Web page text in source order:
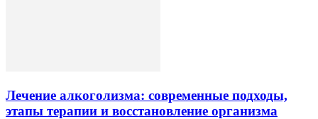
Лечение алкоголизма: современные подходы,
этапы терапии и восстановление организма